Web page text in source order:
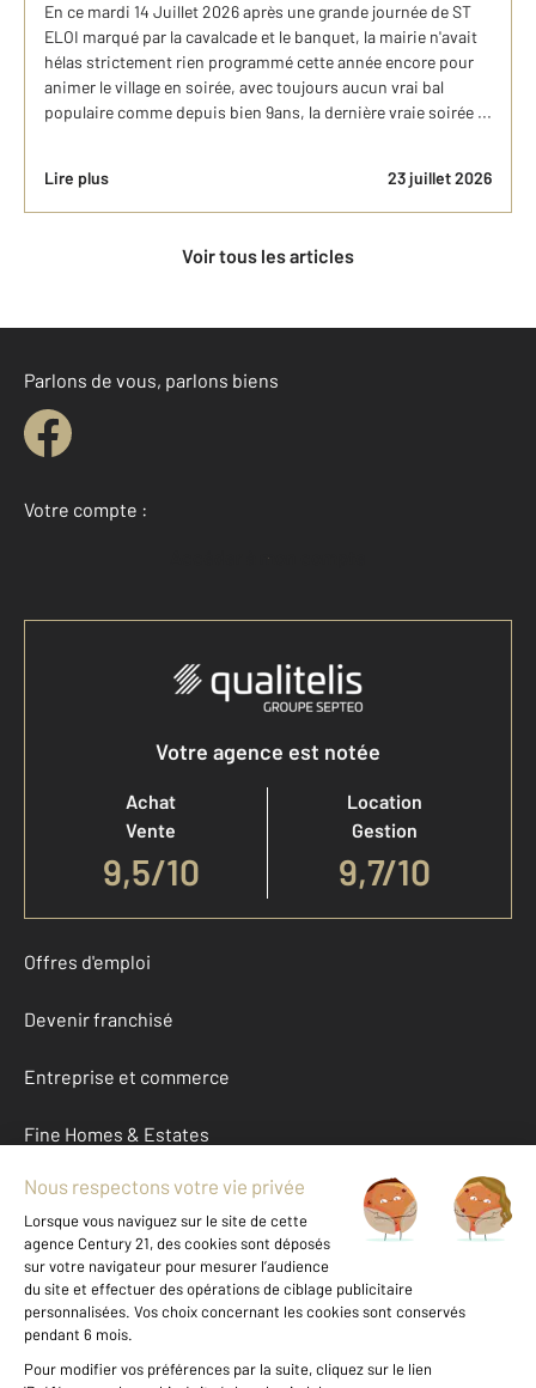
En ce mardi 14 Juillet 2026 après une grande journée de ST
ELOI marqué par la cavalcade et le banquet, la mairie n'avait
hélas strictement rien programmé cette année encore pour
animer le village en soirée, avec toujours aucun vrai bal
populaire comme depuis bien 9ans, la dernière vraie soirée ...
Lire plus 23 juillet 2026
Voir tous les articles
Parlons de vous, parlons biens
Votre compte :
Accéder à mon compte
Votre agence est notée
Achat
Vente
9,5/10
Location
Gestion
9,7/10
Offres d'emploi
Devenir franchisé
Entreprise et commerce
Fine Homes & Estates
À propos
International
Nous contacter